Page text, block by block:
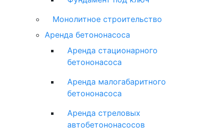
Монолитное строительство
Аренда бетононасоса
Аренда стационарного
бетононасоса
Аренда малогабаритного
бетононасоса
Аренда стреловых
автобетононасосов